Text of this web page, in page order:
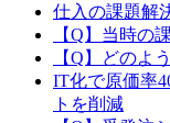
仕入の課題解
【Q】当時の
【Q】どのよ
IT化で原価率
トを削減